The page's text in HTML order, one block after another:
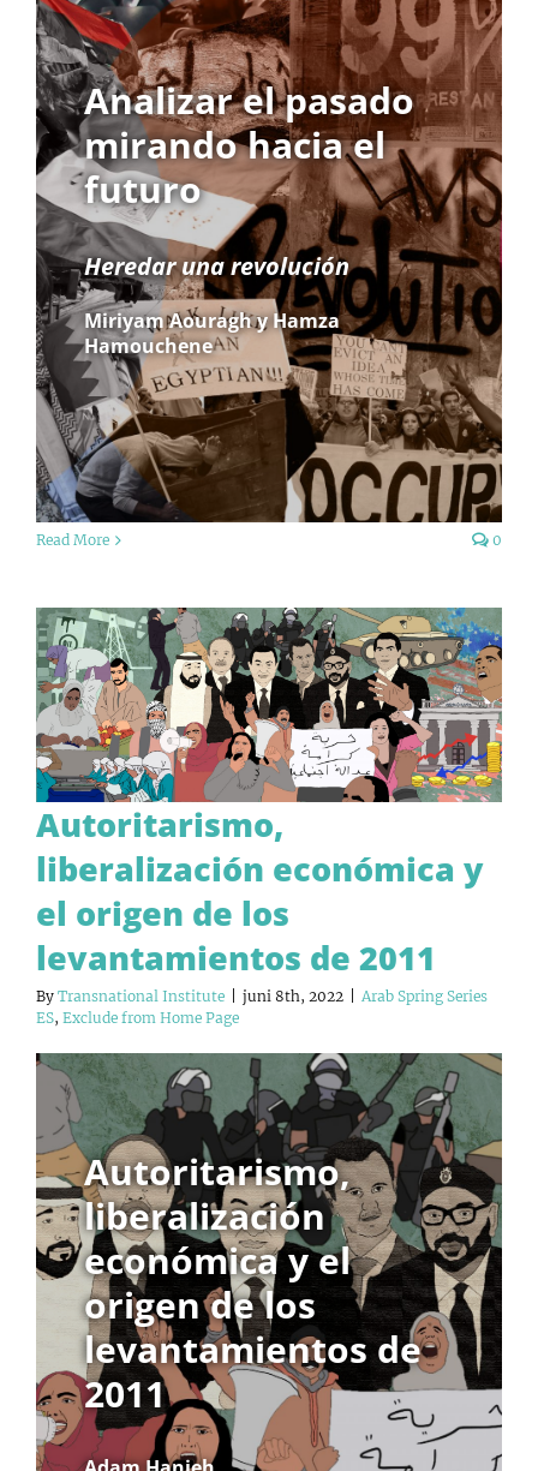
Analizar el pasado
mirando hacia el
futuro
Heredar una revolución
Miriyam Aouragh y Hamza
Hamouchene
Read More 0
Autoritarismo,
liberalización económica y
el origen de los
levantamientos de 2011
By Transnational Institute juni 8th, 2022
Arab Spring Series
ES, Exclude from Home Page
Autoritarismo,
liberalización
económica y el
origen de los
levantamientos de
2011